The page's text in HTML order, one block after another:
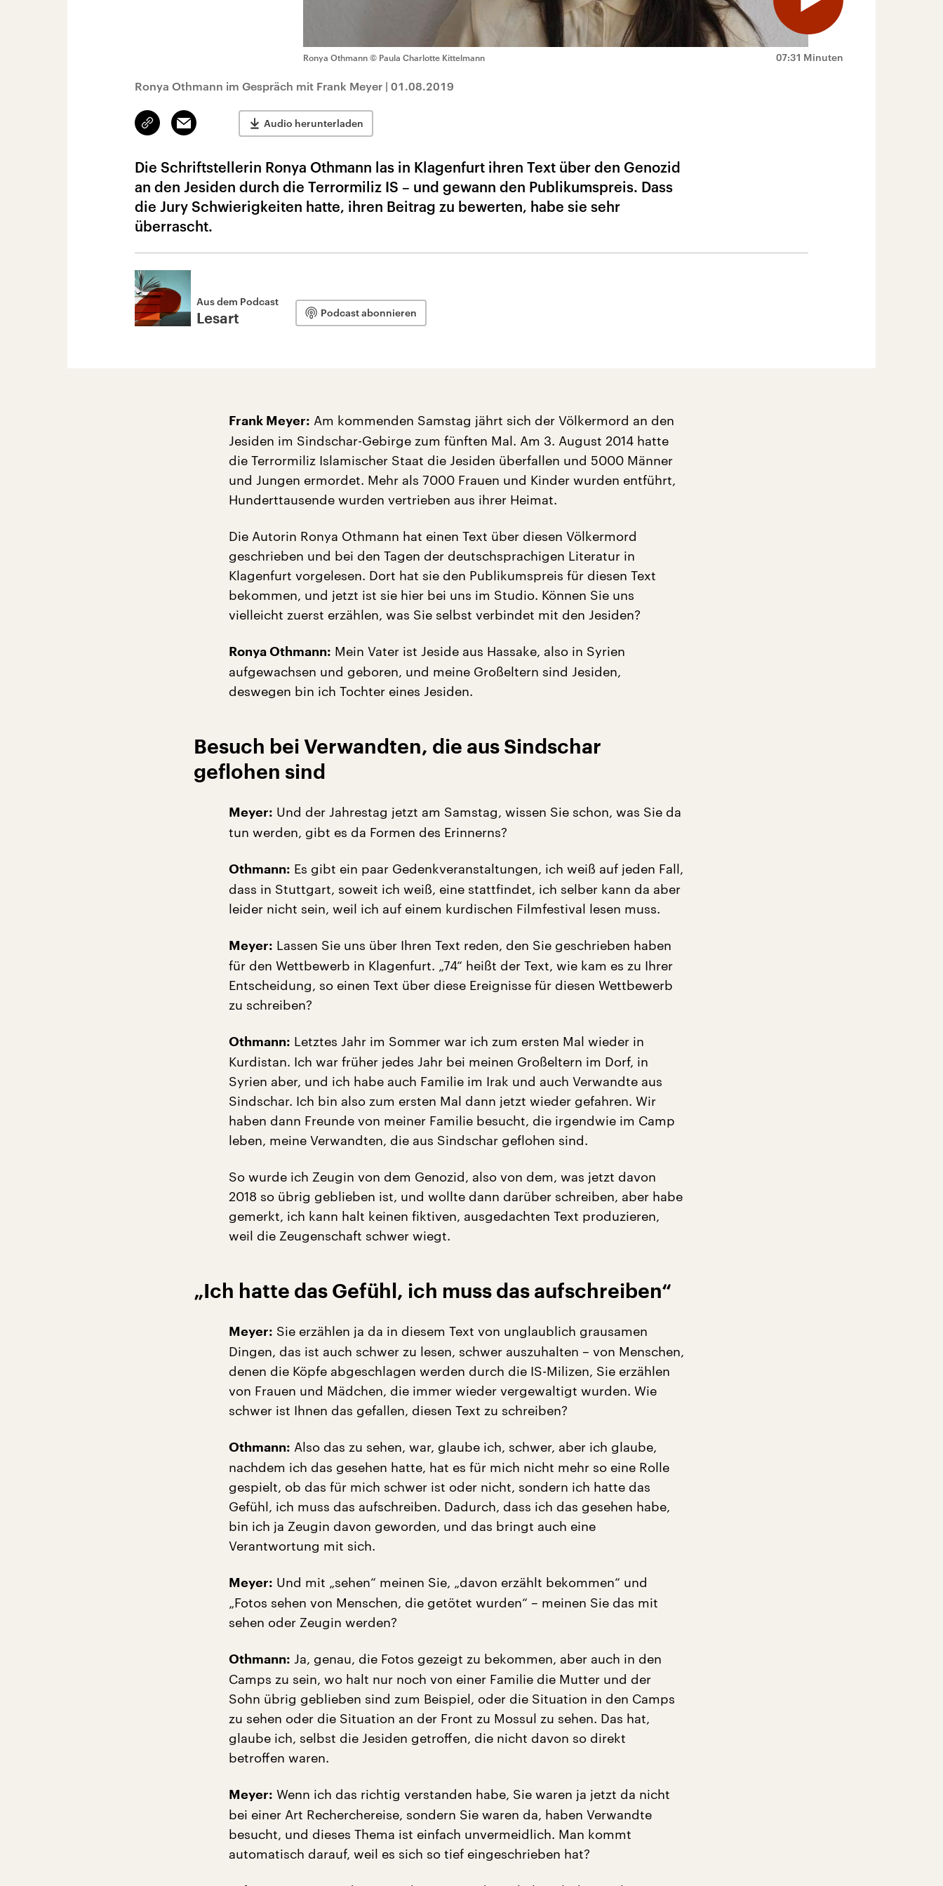
07:31 Minuten
Ronya Othmann © Paula Charlotte Kittelmann
Ronya Othmann im Gespräch mit Frank Meyer | 01.08.2019
Link
kopieren/teilen
Email Audio herunterladen
Die Schriftstellerin Ronya Othmann las in Klagenfurt ihren Text über den Genozid
an den Jesiden durch die Terrormiliz IS – und gewann den Publikumspreis. Dass
die Jury Schwierigkeiten hatte, ihren Beitrag zu bewerten, habe sie sehr
überrascht.
Aus dem Podcast
Lesart Podcast abonnieren
Frank Meyer: Am kommenden Samstag jährt sich der Völkermord an den
Jesiden im Sindschar-Gebirge zum fünften Mal. Am 3. August 2014 hatte
die Terrormiliz Islamischer Staat die Jesiden überfallen und 5000 Männer
und Jungen ermordet. Mehr als 7000 Frauen und Kinder wurden entführt,
Hunderttausende wurden vertrieben aus ihrer Heimat.
Die Autorin Ronya Othmann hat einen Text über diesen Völkermord
geschrieben und bei den Tagen der deutschsprachigen Literatur in
Klagenfurt vorgelesen. Dort hat sie den Publikumspreis für diesen Text
bekommen, und jetzt ist sie hier bei uns im Studio. Können Sie uns
vielleicht zuerst erzählen, was Sie selbst verbindet mit den Jesiden?
Ronya Othmann: Mein Vater ist Jeside aus Hassake, also in Syrien
aufgewachsen und geboren, und meine Großeltern sind Jesiden,
deswegen bin ich Tochter eines Jesiden.
Besuch bei Verwandten, die aus Sindschar
geflohen sind
Meyer: Und der Jahrestag jetzt am Samstag, wissen Sie schon, was Sie da
tun werden, gibt es da Formen des Erinnerns?
Othmann: Es gibt ein paar Gedenkveranstaltungen, ich weiß auf jeden Fall,
dass in Stuttgart, soweit ich weiß, eine stattfindet, ich selber kann da aber
leider nicht sein, weil ich auf einem kurdischen Filmfestival lesen muss.
Meyer: Lassen Sie uns über Ihren Text reden, den Sie geschrieben haben
für den Wettbewerb in Klagenfurt. „74“ heißt der Text, wie kam es zu Ihrer
Entscheidung, so einen Text über diese Ereignisse für diesen Wettbewerb
zu schreiben?
Othmann: Letztes Jahr im Sommer war ich zum ersten Mal wieder in
Kurdistan. Ich war früher jedes Jahr bei meinen Großeltern im Dorf, in
Syrien aber, und ich habe auch Familie im Irak und auch Verwandte aus
Sindschar. Ich bin also zum ersten Mal dann jetzt wieder gefahren. Wir
haben dann Freunde von meiner Familie besucht, die irgendwie im Camp
leben, meine Verwandten, die aus Sindschar geflohen sind.
So wurde ich Zeugin von dem Genozid, also von dem, was jetzt davon
2018 so übrig geblieben ist, und wollte dann darüber schreiben, aber habe
gemerkt, ich kann halt keinen fiktiven, ausgedachten Text produzieren,
weil die Zeugenschaft schwer wiegt.
„Ich hatte das Gefühl, ich muss das aufschreiben“
Meyer: Sie erzählen ja da in diesem Text von unglaublich grausamen
Dingen, das ist auch schwer zu lesen, schwer auszuhalten – von Menschen,
denen die Köpfe abgeschlagen werden durch die IS-Milizen, Sie erzählen
von Frauen und Mädchen, die immer wieder vergewaltigt wurden. Wie
schwer ist Ihnen das gefallen, diesen Text zu schreiben?
Othmann: Also das zu sehen, war, glaube ich, schwer, aber ich glaube,
nachdem ich das gesehen hatte, hat es für mich nicht mehr so eine Rolle
gespielt, ob das für mich schwer ist oder nicht, sondern ich hatte das
Gefühl, ich muss das aufschreiben. Dadurch, dass ich das gesehen habe,
bin ich ja Zeugin davon geworden, und das bringt auch eine
Verantwortung mit sich.
Meyer: Und mit „sehen“ meinen Sie, „davon erzählt bekommen“ und
„Fotos sehen von Menschen, die getötet wurden“ – meinen Sie das mit
sehen oder Zeugin werden?
Othmann: Ja, genau, die Fotos gezeigt zu bekommen, aber auch in den
Camps zu sein, wo halt nur noch von einer Familie die Mutter und der
Sohn übrig geblieben sind zum Beispiel, oder die Situation in den Camps
zu sehen oder die Situation an der Front zu Mossul zu sehen. Das hat,
glaube ich, selbst die Jesiden getroffen, die nicht davon so direkt
betroffen waren.
Meyer: Wenn ich das richtig verstanden habe, Sie waren ja jetzt da nicht
bei einer Art Recherchereise, sondern Sie waren da, haben Verwandte
besucht, und dieses Thema ist einfach unvermeidlich. Man kommt
automatisch darauf, weil es sich so tief eingeschrieben hat?